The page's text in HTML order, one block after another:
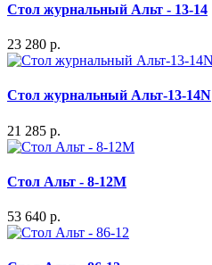
Стол журнальный Альт - 13-14
23 280 р.
Стол журнальный Альт-13-14N
21 285 р.
Стол Альт - 8-12М
53 640 р.